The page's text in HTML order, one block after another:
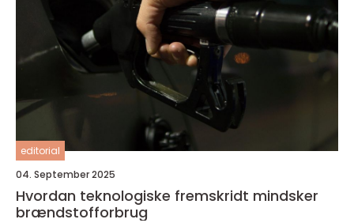
editorial
04. September 2025
Hvordan teknologiske fremskridt mindsker
brændstofforbrug